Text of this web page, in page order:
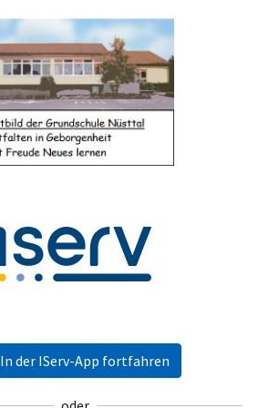
In der IServ-App fortfahren